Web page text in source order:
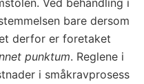
bare dersom
derfor er foretaket
punktum. Reglene i
i småkravprosess